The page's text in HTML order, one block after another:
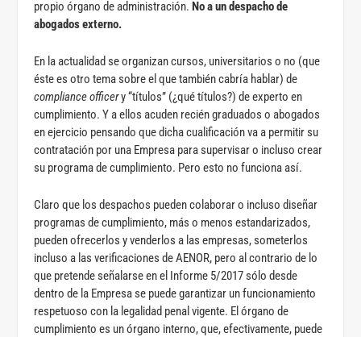
propio órgano de administración.No a un despacho de
abogados externo.
En la actualidad se organizan cursos, universitarios o no (que
éste es otro tema sobre el que también cabría hablar) de
compliance officery “títulos” (¿qué títulos?) de experto en
cumplimiento. Y a ellos acuden recién graduados o abogados
en ejercicio pensando que dicha cualificación va a permitir su
contratación por una Empresa para supervisar o incluso crear
su programa de cumplimiento. Pero esto no funciona así.
Claro que los despachos pueden colaborar o incluso diseñar
programas de cumplimiento, más o menos estandarizados,
pueden ofrecerlos y venderlos a las empresas, someterlos
incluso a las verificaciones de AENOR, pero al contrario de lo
que pretende señalarse en el Informe 5/2017 sólo desde
dentro de la Empresa se puede garantizar un funcionamiento
respetuoso con la legalidad penal vigente. El órgano de
cumplimiento es un órgano interno, que, efectivamente, puede